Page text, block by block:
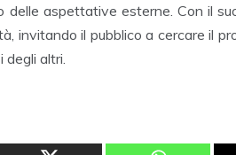
delle aspettative esterne. Con il
invitando il pubblico a cercare il
degli altri.